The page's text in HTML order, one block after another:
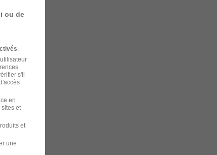
ou de
s'il
en
et
et
une